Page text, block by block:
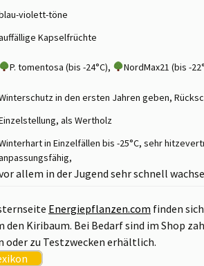
violett-töne
Kapselfrüchte
P. tomentosa (bis -24°C), NordMax21 (bis -
in den ersten Jahren geben,
als Wertholz
in Einzelfällen bis -25°C, sehr
allem in der Jugend sehr schnell
Energiepflanzen.com finden
den Kiribaum. Bei Bedarf sind im Shop
oder zu Testzwecken erhältlich.